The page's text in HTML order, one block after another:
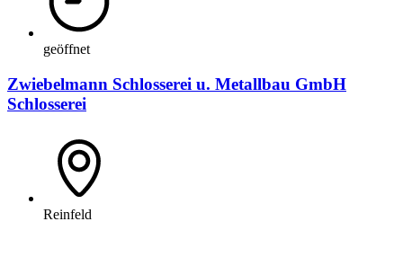
geöffnet
Zwiebelmann Schlosserei u. Metallbau GmbH
Schlosserei
Reinfeld